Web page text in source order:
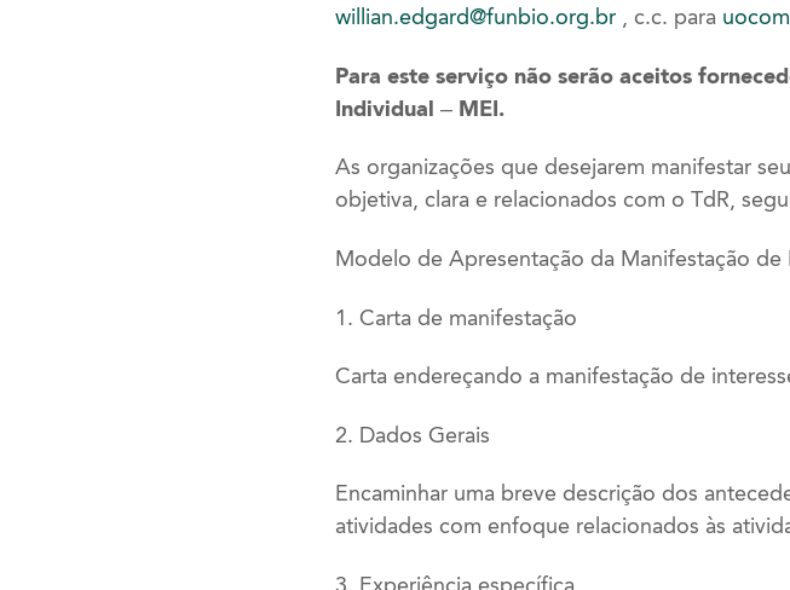
willian.edgard@funbio.org.br , c.c. para
Para este serviço não serão aceitos
Individual – MEI.
As organizações que desejarem manifestar
objetiva, clara e relacionados com o TdR,
Modelo de Apresentação da Manifestação de
1. Carta de manifestação
Carta endereçando a manifestação de
2. Dados Gerais
Encaminhar uma breve descrição dos
atividades com enfoque relacionados às